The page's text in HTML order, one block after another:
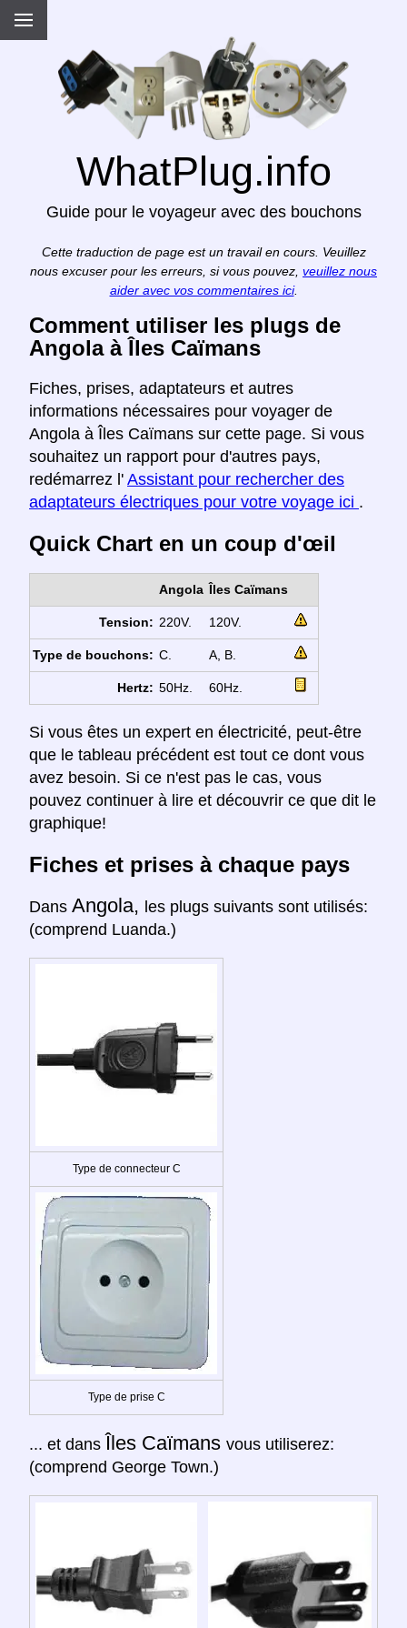
WhatPlug.info
Guide pour le voyageur avec des bouchons
Cette traduction de page est un travail en cours. Veuillez
nous excuser pour les erreurs, si vous pouvez, veuillez nous
aider avec vos commentaires ici.
Comment utiliser les plugs de
Angola à Îles Caïmans
Fiches, prises, adaptateurs et autres
informations nécessaires pour voyager de
Angola à Îles Caïmans sur cette page. Si vous
souhaitez un rapport pour d'autres pays,
redémarrez l' Assistant pour rechercher des
adaptateurs électriques pour votre voyage ici .
Quick Chart en un coup d'œil
Angola Îles Caïmans
Tension: 220V. 120V.
Type de bouchons: C. A, B.
Hertz: 50Hz. 60Hz.
Si vous êtes un expert en électricité, peut-être
que le tableau précédent est tout ce dont vous
avez besoin. Si ce n'est pas le cas, vous
pouvez continuer à lire et découvrir ce que dit le
graphique!
Fiches et prises à chaque pays
Dans Angola, les plugs suivants sont utilisés:
(comprend Luanda.)
Type de connecteur C
Type de prise C
... et dans Îles Caïmans vous utiliserez:
(comprend George Town.)